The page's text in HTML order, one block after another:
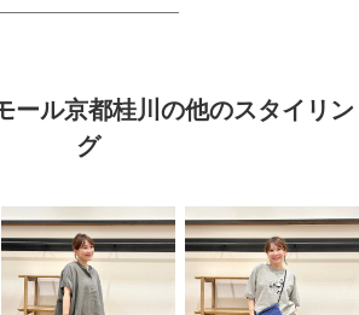
ール京都桂川の他のスタイリン
グ